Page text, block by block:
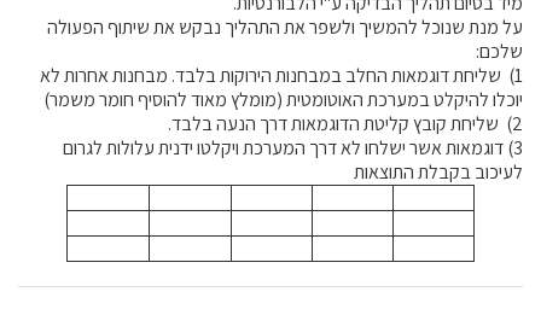
על מנת שנוכל להמשיך ולשפר את התהליך נבקש את שיתוף הפעולה
שלכם:
1) שליחת דוגמאות החלב במבחנות הירוקות בלבד. מבחנות אחרות לא
יוכלו להיקלט במערכת האוטומטית (מומלץ מאוד להוסיף חומר משמר)
2) שליחת קובץ קליטת הדוגמאות דרך הנעה בלבד.
3) דוגמאות אשר ישלחו לא דרך המערכת ויקלטו ידנית עלולות לגרום
לעיכוב בקבלת התוצאות